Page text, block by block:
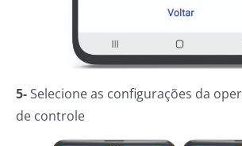
5-Selecione as configurações da
de controle